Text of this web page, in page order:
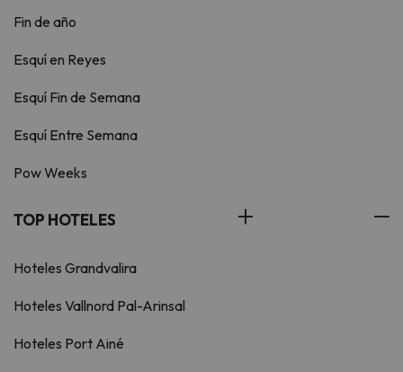
Fin de año
Esquí en Reyes
Esquí Fin de Semana
Esquí Entre Semana
Pow Weeks
TOP HOTELES
Hoteles Grandvalira
Hoteles Vallnord Pal-Arinsal
Hoteles Port Ainé